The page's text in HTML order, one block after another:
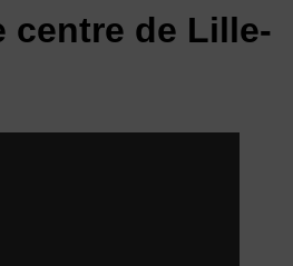
centre de Lille-